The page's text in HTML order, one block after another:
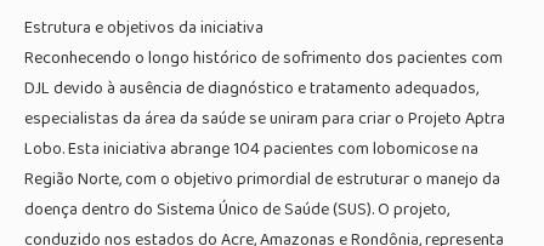
Estrutura e objetivos da iniciativa
Reconhecendo o longo histórico de sofrimento dos pacientes com
DJL devido à ausência de diagnóstico e tratamento adequados,
especialistas da área da saúde se uniram para criar o Projeto Aptra
Lobo. Esta iniciativa abrange 104 pacientes com lobomicose na
Região Norte, com o objetivo primordial de estruturar o manejo da
doença dentro do Sistema Único de Saúde (SUS). O projeto,
conduzido nos estados do Acre, Amazonas e Rondônia, representa